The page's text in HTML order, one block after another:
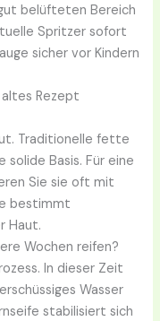
belüfteten Bereich
Spritzer sofort
sicher vor Kindern
Rezept
Traditionelle fette
solide Basis. Für eine
Sie sie oft mit
bestimmt
Haut.
Wochen reifen?
In dieser Zeit
Wasser
stabilisiert sich